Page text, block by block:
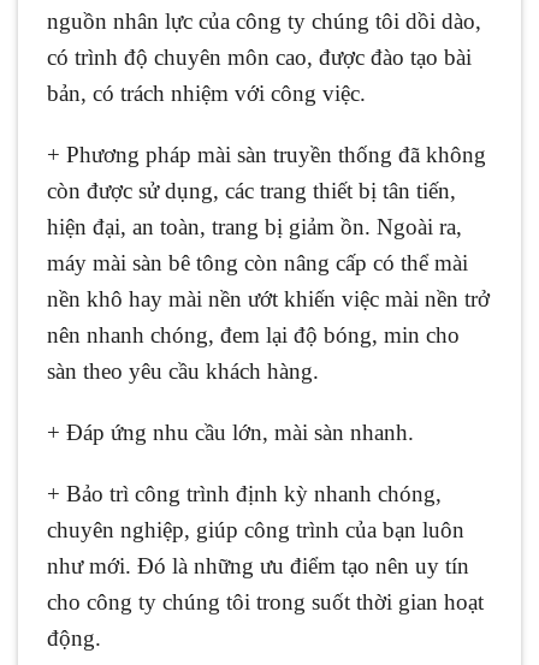
nguồn nhân lực của công ty chúng tôi dồi dào,
có trình độ chuyên môn cao, được đào tạo bài
bản, có trách nhiệm với công việc.
+ Phương pháp mài sàn truyền thống đã không
còn được sử dụng, các trang thiết bị tân tiến,
hiện đại, an toàn, trang bị giảm ồn. Ngoài ra,
máy mài sàn bê tông còn nâng cấp có thể mài
nền khô hay mài nền ướt khiến việc mài nền trở
nên nhanh chóng, đem lại độ bóng, min cho
sàn theo yêu cầu khách hàng.
+ Đáp ứng nhu cầu lớn, mài sàn nhanh.
+ Bảo trì công trình định kỳ nhanh chóng,
chuyên nghiệp, giúp công trình của bạn luôn
như mới. Đó là những ưu điểm tạo nên uy tín
cho công ty chúng tôi trong suốt thời gian hoạt
động.